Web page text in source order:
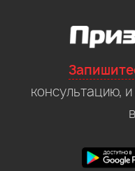
консультацию,